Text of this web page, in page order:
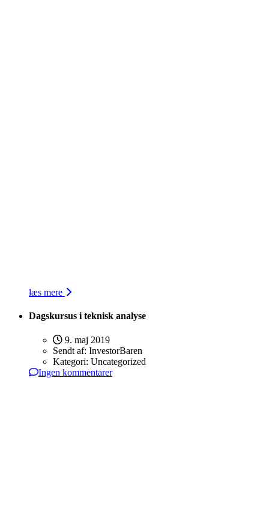
læs mere
Dagskursus i teknisk analyse
9. maj 2019
Sendt af: InvestorBaren
Kategori: Uncategorized
Ingen kommentarer